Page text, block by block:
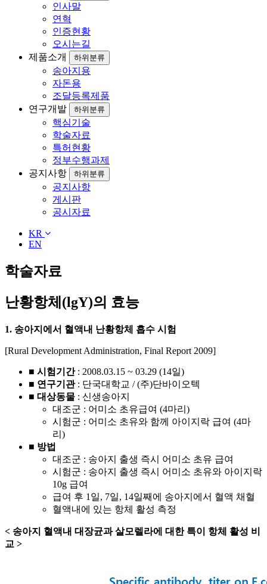
인사말
연혁
인증현황
오시는길
제품소개
하위분류
송아지용
자돈용
조달등록제품
연구개발
하위분류
핵심기술
학술자료
특허현황
정부수행과제
공지사항
하위분류
공지사항
게시판
공시자료
KR
EN
학술자료
난황항체(lgY)의 효능
1. 송아지에서 혈액내 난황항체 흡수 시험
[Rural Development Administration, Final Report 2009]
■ 시험기간: 2008.03.15 ~ 03.29 (14일)
■ 연구기관: 단국대학교 / (주)단바이오텍
■ 대상동물 : 신생송아지
대조군 : 어미소 초유급여 (4마리)
시험군 : 어미소 초유와 함께 아이지락 급여 (4마
리)
■ 방법
대조군 : 송아지 출생 즉시 어미소 초유 급여
시험군 : 송아지 출생 즉시 어미소 초유와 아이지락
10g 급여
급여 후 1일, 7일, 14일째에 송아지에서 혈액 채혈
혈액내에 있는 항체 활성 측정
< 송아지 혈액내 대장균과 살모렐라에 대한 특이 항체 활성 비
교 >